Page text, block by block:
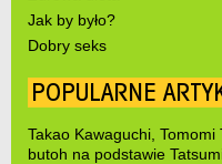
Jak by było?
Dobry seks
POPULARNE
Takao Kawaguchi,
butoh na podstawie